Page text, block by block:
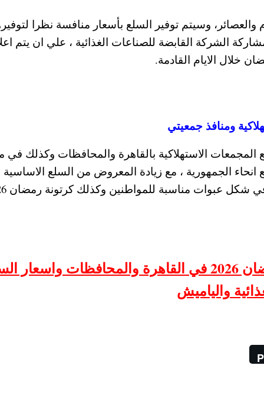
وسيتم توفير السلع بأسعار منافسة نظرا
الشركة القابضة للصناعات الغذائية ، علي ان يتم
خلال الايام القادمة.
ومنافذ جمعيتي
الاستهلاكية بالقاهرة والمحافظات وكذلك في
الى 6000 منفذ في جميع انحاء الجمهورية ، مع زيادة المعروض من السلع
الأرز والزيت
في القاهرة والمحافظات واسعار
والياميش